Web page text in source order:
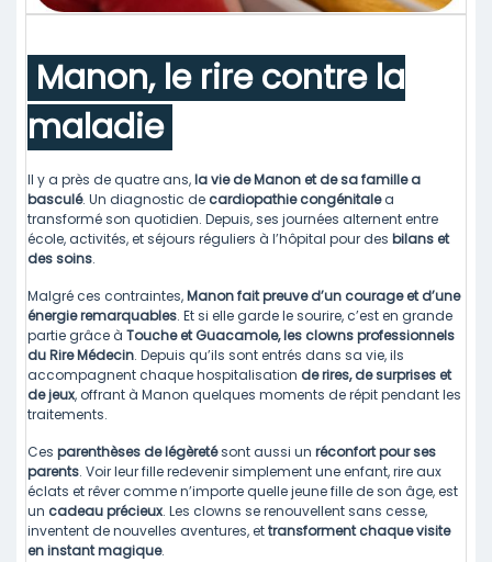
Manon, le rire contre la
maladie
Il y a près de quatre ans,la vie de Manon et de sa famille a
basculé. Un diagnostic de cardiopathie congénitalea
transformé son quotidien. Depuis, ses journées alternent entre
école, activités, et séjours réguliers à l’hôpital pour des bilans et
des soins.
Malgré ces contraintes,Manon fait preuve d’un courage et d’une
énergie remarquables. Et si elle garde le sourire, c’est en grande
partie grâce à Touche et Guacamole, les clowns professionnels
du Rire Médecin. Depuis qu’ils sont entrés dans sa vie, ils
accompagnent chaque hospitalisation de rires, de surprises et
de jeux, offrant à Manon quelques moments de répit pendant les
traitements.
Ces parenthèses de légèretésont aussi un réconfort pour ses
parents. Voir leur fille redevenir simplement une enfant, rire aux
éclats et rêver comme n’importe quelle jeune fille de son âge, est
un cadeau précieux. Les clowns se renouvellent sans cesse,
inventent de nouvelles aventures, ettransforment chaque visite
en instant magique.